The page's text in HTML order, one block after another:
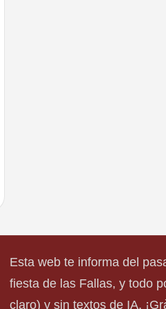
Esta web te informa del
fiesta de las Fallas, y todo
claro) y sin textos de IA.